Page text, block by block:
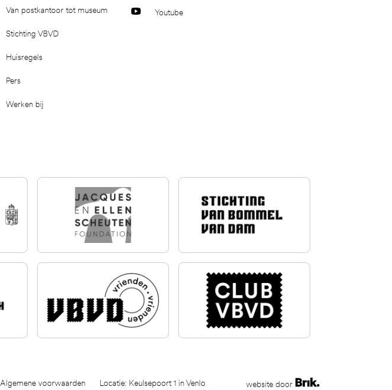
Van postkantoor tot museum
Stichting VBVD
Huisregels
Pers
Werken bij
Youtube
Algemene voorwaarden Locatie: Keulsepoort 1 in Venlo website door